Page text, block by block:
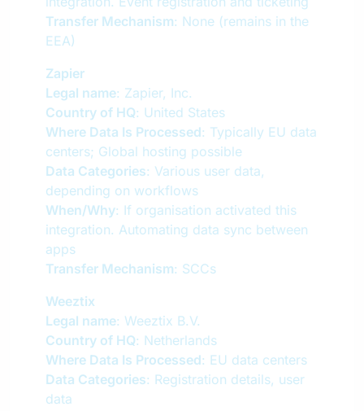
Transfer Mechanism: None (remains in the
EEA)
Zapier
Legal name: Zapier, Inc.
Country of HQ: United States
Where Data Is Processed: Typically EU data
centers; Global hosting possible
Data Categories: Various user data,
depending on workflows
When/Why: If organisation activated this
integration. Automating data sync between
apps
Transfer Mechanism: SCCs
Weeztix
Legal name: Weeztix B.V.
Country of HQ: Netherlands
Where Data Is Processed: EU data centers
Data Categories: Registration details, user
data